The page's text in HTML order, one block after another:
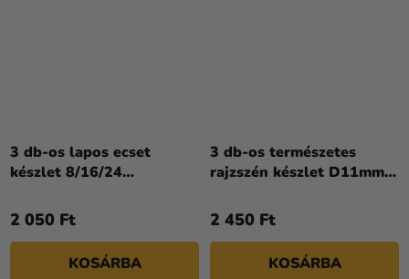
3 db-os lapos ecset
készlet 8/16/24
Bourgeois
2 050 Ft
KOSÁRBA
3 db-os természetes
rajzszén készlet D11mm
2 450 Ft
KOSÁRBA